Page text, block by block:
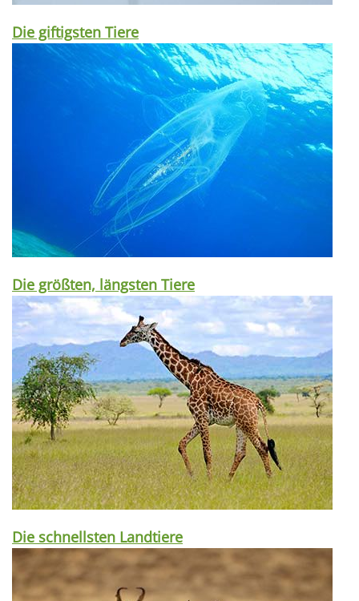
Die giftigsten Tiere
Die größten, längsten Tiere
Die schnellsten Landtiere